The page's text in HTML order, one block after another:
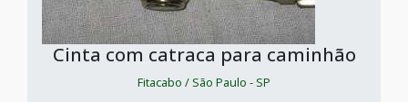
Cinta com catraca para caminhão
Fitacabo / São Paulo - SP